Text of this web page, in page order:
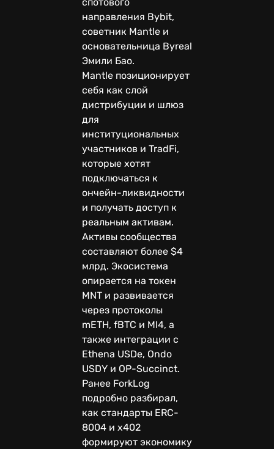
направления Bybit,
советник Mantle и
основательница Byreal
Эмили Бао.
Mantle позиционирует
себя как слой
дистрибуции и шлюз
для
институциональных
участников и TradFi,
которые хотят
подключаться к
ончейн-ликвидности
и получать доступ к
реальным активам.
Активы сообщества
составляют более $4
млрд. Экосистема
опирается на токен
MNT и развивается
через протоколы
mETH, fBTC и MI4, а
также интеграции с
Ethena USDe, Ondo
USDY и OP-Succinct.
Ранее ForkLog
подробно разбирал,
как стандарты ERC-
8004 и x402
формируют экономику